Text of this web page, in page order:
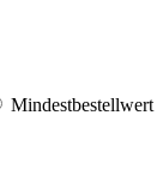
Mindestbestellwert